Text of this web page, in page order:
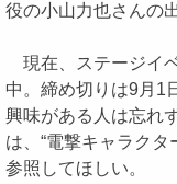
役の小山力也さんの
現在、ステージイ
中。締め切りは9月1
興味がある人は忘れ
は、“電撃キャラク
参照してほしい。